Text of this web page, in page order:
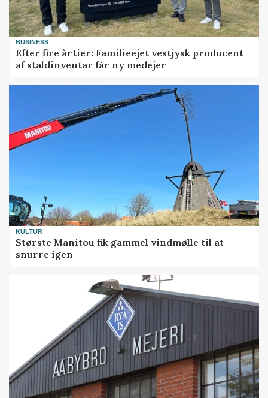
BUSINESS
Efter fire årtier: Familieejet vestjysk producent
af staldinventar får ny medejer
KULTUR
Største Manitou fik gammel vindmølle til at
snurre igen